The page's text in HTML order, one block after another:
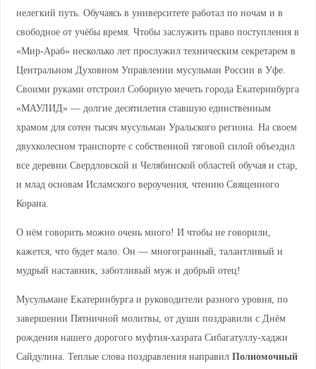
нелегкий путь. Обучаясь в университете работал по ночам и в
свободное от учёбы время. Чтобы заслужить право поступления в
«Мир-Араб» несколько лет прослужил техническим секретарем в
Центральном Духовном Управлении мусульман России в Уфе.
Своими руками отстроил Соборную мечеть города Екатеринбурга
«МАУЛИД» — долгие десятилетия ставшую единственным
храмом для сотен тысяч мусульман Уральского региона. На своем
двухколесном транспорте с собственной тяговой силой объездил
все деревни Свердловской и Челябинской областей обучая и стар,
и млад основам Исламского вероучения, чтению Священного
Корана.
О нём говорить можно очень много! И чтобы не говорили,
кажется, что будет мало. Он — многогранный, талантливый и
мудрый наставник, заботливый муж и добрый отец!
Мусульмане Екатеринбурга и руководители разного уровня, по
завершении Пятничной молитвы, от души поздравили с Днём
рождения нашего дорогого муфтия-хазрата Сибагатуллу-хаджи
Сайдулина. Теплые слова поздравления направил Полномочный